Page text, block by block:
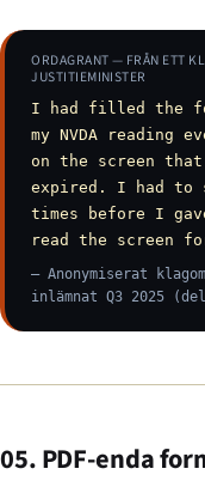
ORDAGRANT — FRÅN ETT
JUSTITIEMINISTER
I had filled the
my NVDA reading
on the screen
expired. I had
times before I
read the screen
— Anonymiserat
inlämnat Q3 2025
05. PDF-enda